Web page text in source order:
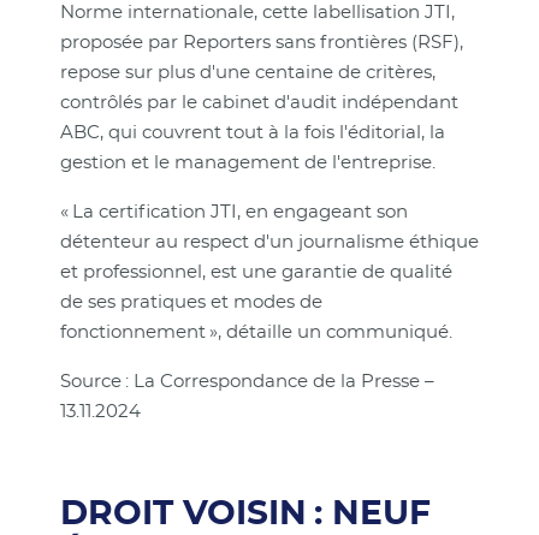
Norme internationale, cette labellisation JTI,
proposée par Reporters sans frontières (RSF),
repose sur plus d'une centaine de critères,
contrôlés par le cabinet d'audit indépendant
ABC, qui couvrent tout à la fois l'éditorial, la
gestion et le management de l'entreprise.
« La certification JTI, en engageant son
détenteur au respect d'un journalisme éthique
et professionnel, est une garantie de qualité
de ses pratiques et modes de
fonctionnement », détaille un communiqué.
Source : La Correspondance de la Presse –
13.11.2024
DROIT VOISIN : NEUF